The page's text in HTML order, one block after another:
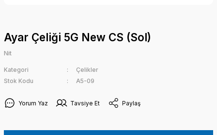
Ayar Çeliği 5G New CS (Sol)
Nit
Kategori
Çelikler
Stok Kodu
A5-09
Yorum Yaz Tavsiye Et Paylaş